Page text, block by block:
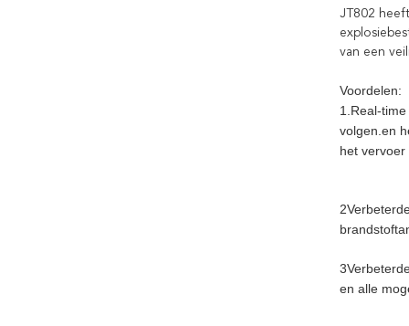
JT802
van een
Voordelen:
1.Real-
volgen.en
het vervoer
en alle